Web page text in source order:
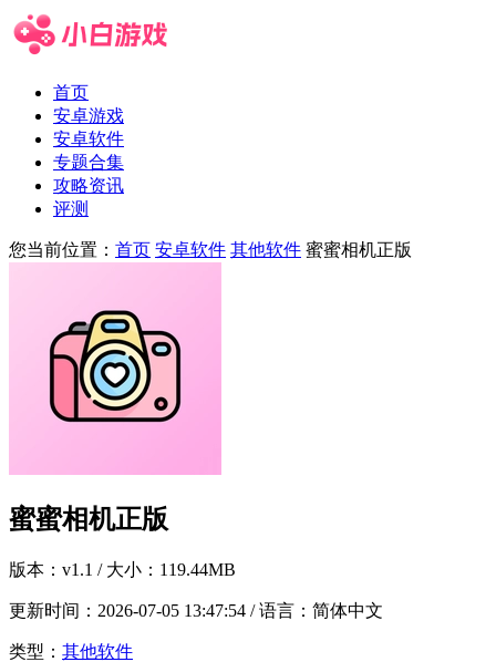
首页
安卓游戏
安卓软件
专题合集
攻略资讯
评测
您当前位置： 首页 安卓软件 其他软件 蜜蜜相机正版
蜜蜜相机正版
版本： v1.1 / 大小：119.44MB
更新时间： 2026-07-05 13:47:54 / 语言：简体中文
类型： 其他软件